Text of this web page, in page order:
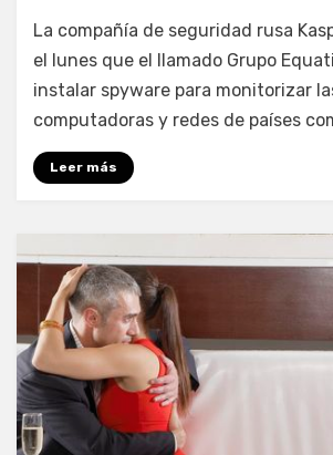
Enrique
La compañía de seguridad rusa
el lunes que el llamado Grupo
instalar spyware para monitorizar
computadoras y redes de países
Leer más